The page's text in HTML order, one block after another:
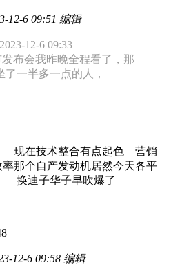
12-6 09:51 编辑
12-6 09:33
布会我昨晚全程看了，那
一半多一点的人，
现在技术整合有点起色 营销
那个自产发动机居然今天各平
换迪子华子早吹爆了
12-6 09:58 编辑